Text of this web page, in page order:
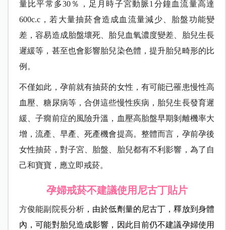
量比平常多30％，足月時子宮動脈1分鐘血流量高達
600c.c，若大量抽菸會造成血流量減少、胎盤功能變
差，容易造成胎盤壞死、胎兒血氧濃度變差、胎兒生長
遲緩等，甚至也會影響胎兒染色體，提升胎兒畸形的比
例。
不僅如此，孕前就有抽菸的女性，有可能已罹患慢性高
血壓、糖尿病等，合併這些慢性疾病，胎兒生長發育遲
緩、子癇前症的風險升溫，血壓高胎盤早期剝離機率大
增，流產、早產、死產機會提高。整體而言，孕前孕後
女性抽菸，對子宮、胎盤、胎兒都有不利影響，為了自
己和寶寶，應立即戒菸。
孕婦戒菸不建議使用尼古丁貼片
方俊能副院長分析 ，由於低劑量的尼古丁，釋放到身體
內，可能對胎兒造成影響，因此目前仍不建議孕婦使用